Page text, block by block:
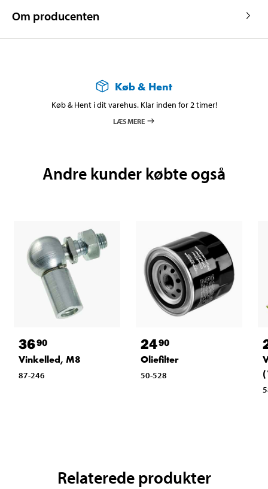
Om producenten
Køb & Hent
Køb & Hent i dit varehus. Klar inden for 2 timer!
LÆS MERE
Andre kunder købte også
3690
Vinkelled, M8
87-246
2490
Oliefilter
50-528
Relaterede produkter